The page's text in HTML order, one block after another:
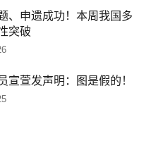
、申遗成功！本周我国多
突破
宣萱发声明：图是假的！